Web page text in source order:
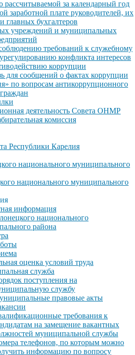
за календарный год
заработной плате руководителей, их
главных бухгалтеров
учреждений и муниципальных
требований к служебному
конфликта интересов
коррупции
для сообщений о фактах коррупции
по вопросам антикоррупционного
деятельность Совета ОНМР
комиссия
Республики Карелия
национального муниципального
национального муниципального
информация
национального
района
оценка условий труда
служба
поступления на
службу
правовые акты
требования к
на замещение вакантных
муниципальной службы
телефонов, по которым можно
информацию по вопросу